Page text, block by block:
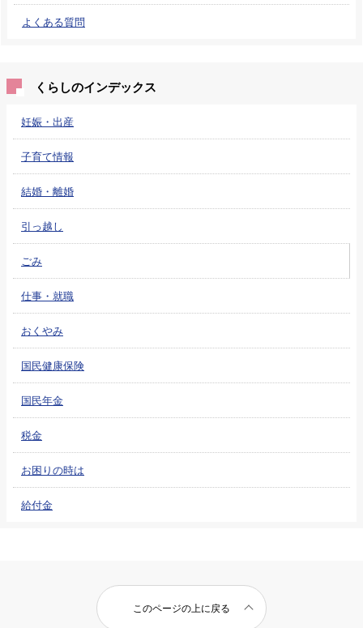
よくある質問
くらしのインデックス
妊娠・出産
子育て情報
結婚・離婚
引っ越し
ごみ
仕事・就職
おくやみ
国民健康保険
国民年金
税金
お困りの時は
給付金
このページの上に戻る